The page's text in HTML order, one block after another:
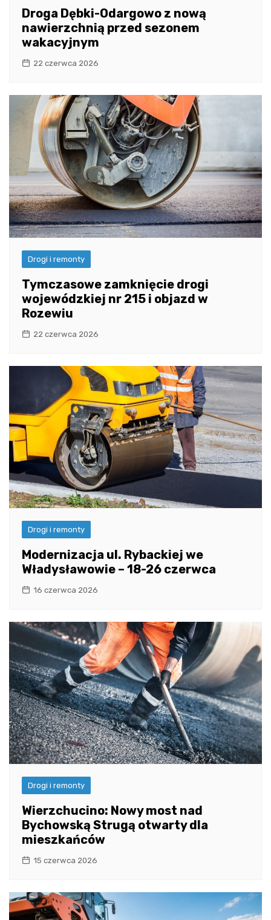
Droga Dębki-Odargowo z nową
nawierzchnią przed sezonem
wakacyjnym
22 czerwca 2026
Drogi i remonty
Tymczasowe zamknięcie drogi
wojewódzkiej nr 215 i objazd w
Rozewiu
22 czerwca 2026
Drogi i remonty
Modernizacja ul. Rybackiej we
Władysławowie – 18-26 czerwca
16 czerwca 2026
Drogi i remonty
Wierzchucino: Nowy most nad
Bychowską Strugą otwarty dla
mieszkańców
15 czerwca 2026